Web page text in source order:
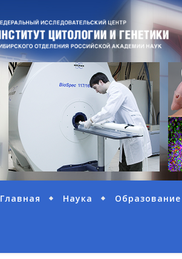
Главная Наука Образование